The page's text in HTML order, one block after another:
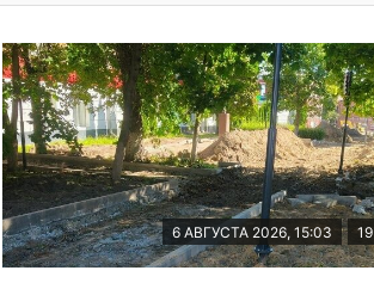
6 АВГУСТА 2026, 15:03 19